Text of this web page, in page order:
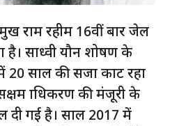
राम रहीम 16वीं बार जेल
साध्वी यौन शोषण के
20 साल की सजा काट रहा
प्राधिकरण की मंजूरी के
दी गई है। साल 2017 में